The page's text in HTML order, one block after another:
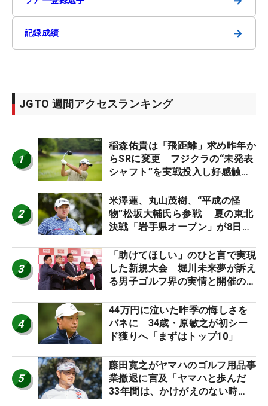
記録成績 →
JGTO 週間アクセスランキング
1
稲森佑貴は「飛距離」求め昨年か
らSRに変更 フジクラの“未発表
シャフト”を実戦投入し好感触
ーのヒトネタ！】
2
米澤蓮、丸山茂樹、“平成の怪
物”松坂大輔氏ら参戦 夏の東北
決戦「岩手県オープン」が8日開
3
「助けてほしい」のひと言で実現
した新規大会 堀川未来夢が訴え
る男子ゴルフ界の実情と開催の舞
4
44万円に泣いた昨季の悔しさを
バネに 34歳・原敏之が初シー
ド獲りへ「まずはトップ10」
5
藤田寛之がヤマハのゴルフ用品事
業撤退に言及「ヤマハと歩んだ
33年間は、かけがえのない時